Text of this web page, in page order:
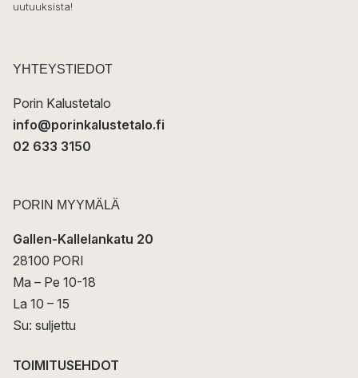
k
t
uutuuksista!
YHTEYSTIEDOT
Porin Kalustetalo
info@porinkalustetalo.fi
02 633 3150
PORIN MYYMÄLÄ
Gallen-Kallelankatu 20
28100 PORI
Ma – Pe 10-18
La 10 – 15
Su: suljettu
TOIMITUSEHDOT